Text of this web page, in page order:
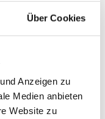
Über Cookies
Anzeigen zu
Medien anbieten
Website zu